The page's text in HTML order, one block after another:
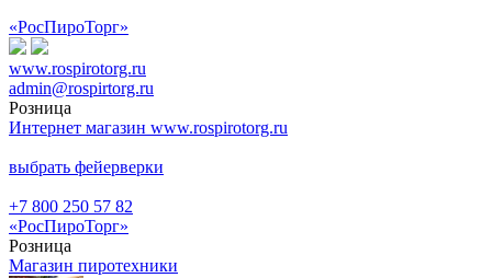
«РосПироТорг»
www.rospirotorg.ru
admin@rospirtorg.ru
Розница
Интернет магазин www.rospirotorg.ru
выбрать фейерверки
+7 800 250 57 82
«РосПироТорг»
Розница
Магазин пиротехники